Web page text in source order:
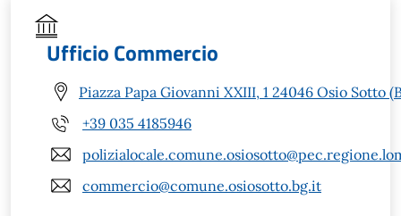
Ufficio Commercio
Piazza Papa Giovanni XXIII, 1 24046 Osio Sotto
+39 035 4185946
commercio@comune.osiosotto.bg.it